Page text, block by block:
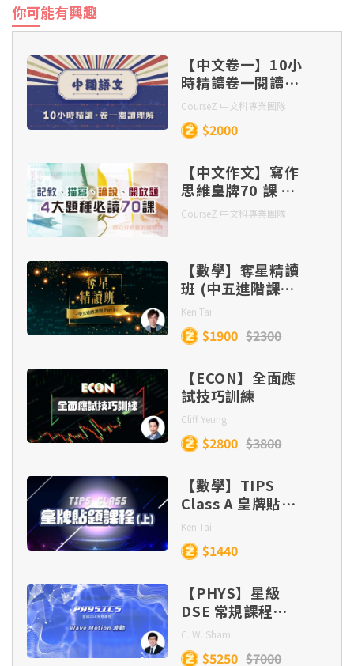
你可能有興趣
【中文卷一】10小
時精讀卷一閱讀理
解
CourseZ 中文科專業團隊
$2000
【中文作文】寫作
思維皇牌70 課 –
記敘、描寫、 論
批改）
CourseZ 中文科專業團隊
【數學】奪星精讀
班 (中五進階課題
Part 1)
Ken Tai
$1900 $2300
【ECON】全面應
試技巧訓練
Cliff Yeung
$2800 $3800
【數學】TIPS
Class A 皇牌貼題
課程 (目標
Lv.5/5*/5**)
Ken Tai
$1440
【PHYS】星級
DSE 常規課程
(Section C) –
Wave Motion
C. W. Sham
$5250 $7000